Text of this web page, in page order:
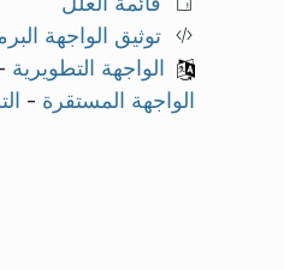
توثيق الواجهة
الواجهة التطويرية
الواجهة المستقرة -